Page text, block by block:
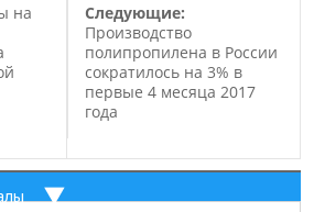
на
Следующие:
Производство
полипропилена в России
сократилось на 3% в
первые 4 месяца 2017
года